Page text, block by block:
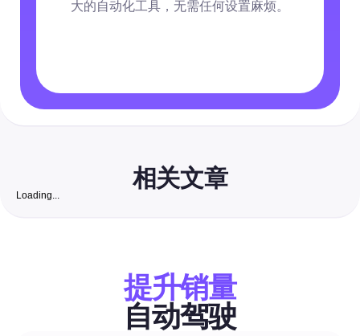
大的自动化工具，无需任何设置麻烦。
相关文章
化结合，赢得真实、业务就绪的Instagram粉丝。包括适合印度
经过审核的清单、私信/评论模板和将粉丝转化为客户的精确流
评论与私信自动化
Loading...
提升销量
自动驾驶